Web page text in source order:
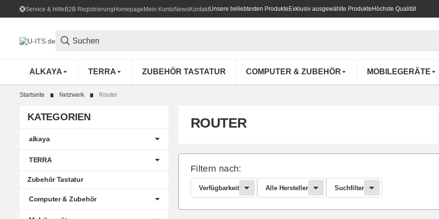
Service & HilfeB2B RegistrierungHomepageMein KontoNewsKontaktUnsere beliebtesten Produkte Exklusiv ausgewählte Produkte Höchste Qualität
ALKAYA TERRA ZUBEHÖR TASTATUR COMPUTER & ZUBEHÖR MOBILEGERÄTE
Startseite Netzwerk Router
ROUTER
Filtern nach:
Verfügbarkeit Alle Hersteller Suchfilter
KATEGORIEN
alkaya
TERRA
Zubehör Tastatur
Computer & Zubehör